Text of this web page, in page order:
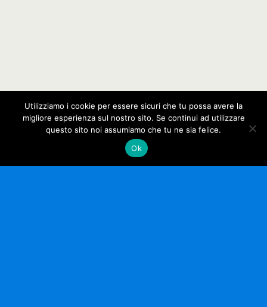
Utilizziamo i cookie per essere sicuri che tu possa avere la
migliore esperienza sul nostro sito. Se continui ad utilizzare
questo sito noi assumiamo che tu ne sia felice.
Ok